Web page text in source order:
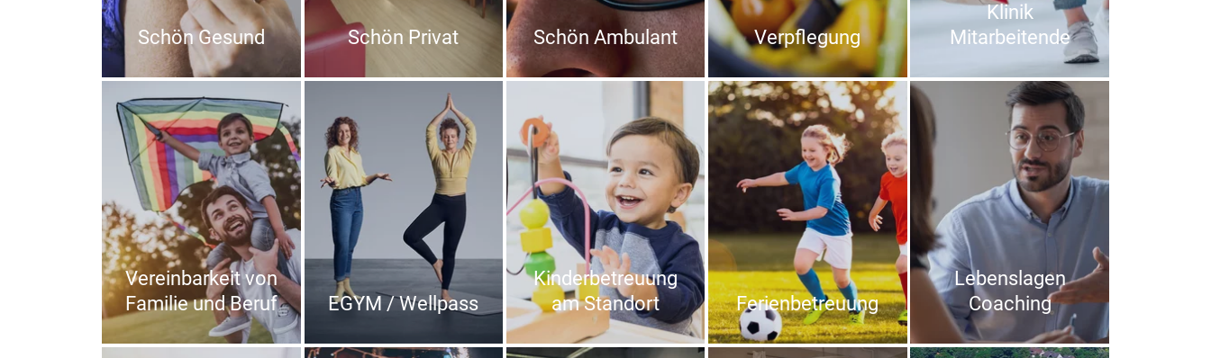
Schön Gesund Schön Privat Schön Ambulant Verpflegung
Klinik
Mitarbeitende
Vereinbarkeit von
Familie und Beruf
EGYM / Wellpass
Kinderbetreuung
am Standort
Ferienbetreuung
Lebenslagen
Coaching